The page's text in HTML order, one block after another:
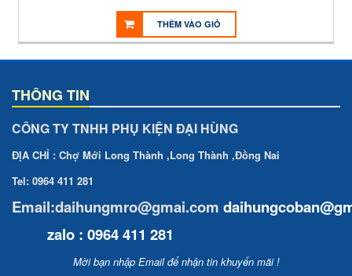
THÊM VÀO GIỎ
THÔNG TIN
CÔNG TY TNHH PHỤ KIỆN ĐẠI HÙNG
ĐỊA CHỈ : Chợ Mới Long Thành ,Long Thành ,Đồng Nai
Tel: 0964 411 281
Email:daihungmro@gmai.com daihungcoban
zalo : 0964 411 281
Mời bạn nhập Email để nhận tin khuyến mãi !